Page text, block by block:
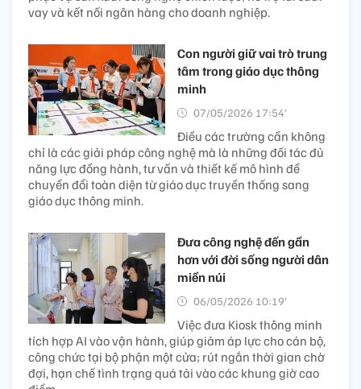
vay và kết nối ngân hàng cho doanh nghiệp.
Con người giữ vai trò trung
tâm trong giáo dục thông
minh
07/05/2026 17:54’
Điều các trường cần không
chỉ là các giải pháp công nghệ mà là những đối tác đủ
năng lực đồng hành, tư vấn và thiết kế mô hình để
chuyển đổi toàn diện từ giáo dục truyền thống sang
giáo dục thông minh.
Đưa công nghệ đến gần
hơn với đời sống người dân
miền núi
06/05/2026 10:19’
Việc đưa Kiosk thông minh
tích hợp AI vào vận hành, giúp giảm áp lực cho cán bộ,
công chức tại bộ phận một cửa; rút ngắn thời gian chờ
đợi, hạn chế tình trạng quá tải vào các khung giờ cao